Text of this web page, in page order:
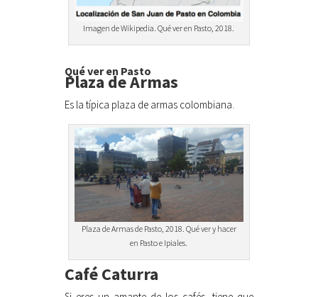
Imagen de Wikipedia. Qué ver en Pasto, 2018.
Qué ver en Pasto
Plaza de Armas
Es la típica plaza de armas colombiana.
Plaza de Armas de Pasto, 2018. Qué ver y hacer
en Pasto e Ipiales.
Café Caturra